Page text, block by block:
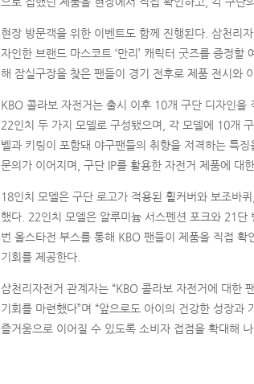
현장 방문객을 위한 이벤트도 함께 진행된다. 삼천리
자인한 브랜드 마스코트 ‘만리’ 캐릭터 굿즈를 증정
해 잠실구장을 찾은 팬들이 경기 전후로 제품 전시와
KBO 콜라보 자전거는 출시 이후 10개 구단 디자인
22인치 두 가지 모델로 구성됐으며, 각 모델에 10개
벨과 키링이 포함돼 야구팬들의 취향을 저격하는 특
문의가 이어지며, 구단 IP를 활용한 자전거 제품에 대
18인치 모델은 구단 로고가 적용된 휠커버와 보조바
했다. 22인치 모델은 알루미늄 서스펜션 포크와 21단
번 올스타전 부스를 통해 KBO 팬들이 제품을 직접
기회를 제공한다.
삼천리자전거 관계자는 “KBO 콜라보 자전거에 대한
기회를 마련했다”며 “앞으로도 아이의 건강한 성장
즐거움으로 이어질 수 있도록 소비자 접점을 확대해